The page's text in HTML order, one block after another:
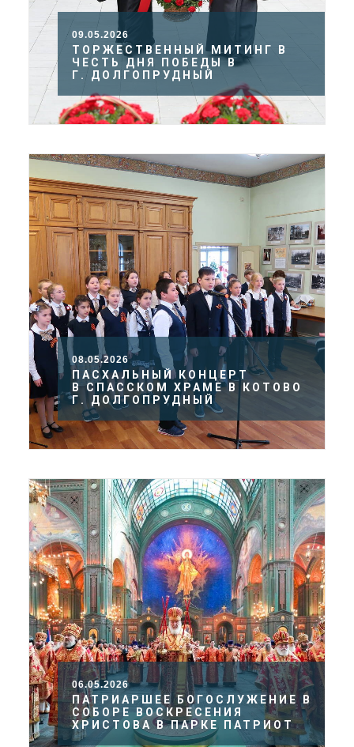
09.05.2026
ТОРЖЕСТВЕННЫЙ МИТИНГ В
ЧЕСТЬ ДНЯ ПОБЕДЫ В
Г. ДОЛГОПРУДНЫЙ
08.05.2026
ПАСХАЛЬНЫЙ КОНЦЕРТ
В СПАССКОМ ХРАМЕ В КОТОВО
Г. ДОЛГОПРУДНЫЙ
06.05.2026
ПАТРИАРШЕЕ БОГОСЛУЖЕНИЕ В
СОБОРЕ ВОСКРЕСЕНИЯ
ХРИСТОВА В ПАРКЕ ПАТРИОТ